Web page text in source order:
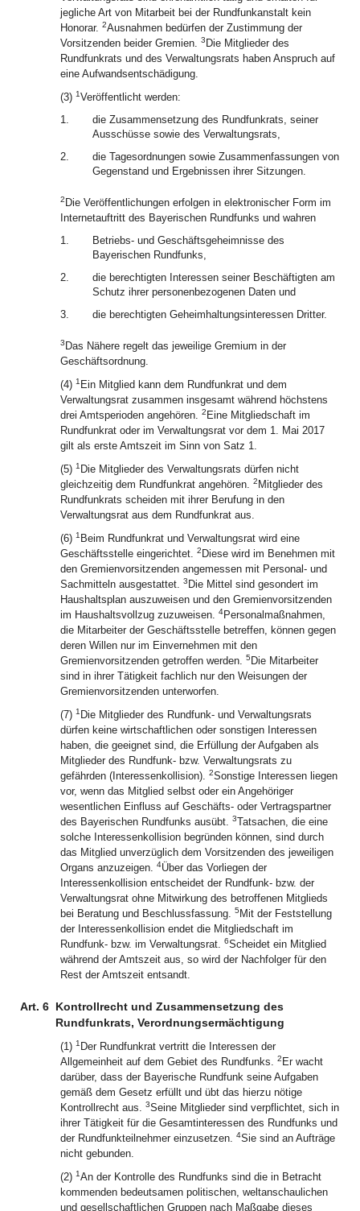
jegliche Art von Mitarbeit bei der Rundfunkanstalt kein
Honorar. 2Ausnahmen bedürfen der Zustimmung der
Vorsitzenden beider Gremien. 3 Die Mitglieder des
Rundfunkrats und des Verwaltungsrats haben Anspruch auf
eine Aufwandsentschädigung.
(3) 1Veröffentlicht werden:
1.
die Zusammensetzung des Rundfunkrats, seiner
Ausschüsse sowie des Verwaltungsrats,
2.
die Tagesordnungen sowie Zusammenfassungen von
Gegenstand und Ergebnissen ihrer Sitzungen.
2 Die Veröffentlichungen erfolgen in elektronischer Form im
Internetauftritt des Bayerischen Rundfunks und wahren
1.
Betriebs- und Geschäftsgeheimnisse des
Bayerischen Rundfunks,
2.
die berechtigten Interessen seiner Beschäftigten am
Schutz ihrer personenbezogenen Daten und
3.
die berechtigten Geheimhaltungsinteressen Dritter.
3 Das Nähere regelt das jeweilige Gremium in der
Geschäftsordnung.
(4) 1 Ein Mitglied kann dem Rundfunkrat und dem
Verwaltungsrat zusammen insgesamt während höchstens
drei Amtsperioden angehören. 2 Eine Mitgliedschaft im
Rundfunkrat oder im Verwaltungsrat vor dem 1. Mai 2017
gilt als erste Amtszeit im Sinn von Satz 1.
(5) 1 Die Mitglieder des Verwaltungsrats dürfen nicht
gleichzeitig dem Rundfunkrat angehören. 2 Mitglieder des
Rundfunkrats scheiden mit ihrer Berufung in den
Verwaltungsrat aus dem Rundfunkrat aus.
(6) 1 Beim Rundfunkrat und Verwaltungsrat wird eine
Geschäftsstelle eingerichtet. 2 Diese wird im Benehmen mit
den Gremienvorsitzenden angemessen mit Personal- und
Sachmitteln ausgestattet. 3 Die Mittel sind gesondert im
Haushaltsplan auszuweisen und den Gremienvorsitzenden
im Haushaltsvollzug zuzuweisen. 4Personalmaßnahmen,
die Mitarbeiter der Geschäftsstelle betreffen, können gegen
deren Willen nur im Einvernehmen mit den
Gremienvorsitzenden getroffen werden. 5 Die Mitarbeiter
sind in ihrer Tätigkeit fachlich nur den Weisungen der
Gremienvorsitzenden unterworfen.
(7) 1 Die Mitglieder des Rundfunk- und Verwaltungsrats
dürfen keine wirtschaftlichen oder sonstigen Interessen
haben, die geeignet sind, die Erfüllung der Aufgaben als
Mitglieder des Rundfunk- bzw. Verwaltungsrats zu
gefährden (Interessenkollision). 2Sonstige Interessen liegen
vor, wenn das Mitglied selbst oder ein Angehöriger
wesentlichen Einfluss auf Geschäfts- oder Vertragspartner
des Bayerischen Rundfunks ausübt. 3Tatsachen, die eine
solche Interessenkollision begründen können, sind durch
das Mitglied unverzüglich dem Vorsitzenden des jeweiligen
Organs anzuzeigen. 4Über das Vorliegen der
Interessenkollision entscheidet der Rundfunk- bzw. der
Verwaltungsrat ohne Mitwirkung des betroffenen Mitglieds
bei Beratung und Beschlussfassung. 5 Mit der Feststellung
der Interessenkollision endet die Mitgliedschaft im
Rundfunk- bzw. im Verwaltungsrat. 6Scheidet ein Mitglied
während der Amtszeit aus, so wird der Nachfolger für den
Rest der Amtszeit entsandt.
Art. 6 Kontrollrecht und Zusammensetzung des
Rundfunkrats, Verordnungsermächtigung
(1) 1 Der Rundfunkrat vertritt die Interessen der
Allgemeinheit auf dem Gebiet des Rundfunks. 2 Er wacht
darüber, dass der Bayerische Rundfunk seine Aufgaben
gemäß dem Gesetz erfüllt und übt das hierzu nötige
Kontrollrecht aus. 3Seine Mitglieder sind verpflichtet, sich in
ihrer Tätigkeit für die Gesamtinteressen des Rundfunks und
der Rundfunkteilnehmer einzusetzen. 4Sie sind an Aufträge
nicht gebunden.
(2) 1An der Kontrolle des Rundfunks sind die in Betracht
kommenden bedeutsamen politischen, weltanschaulichen
und gesellschaftlichen Gruppen nach Maßgabe dieses